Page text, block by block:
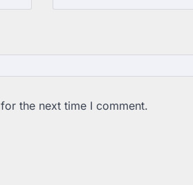
the next time I comment.